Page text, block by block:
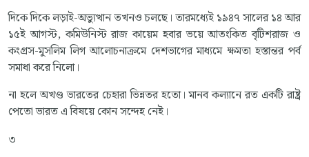
দিকে দিকে লড়াই-অভ্যুত্থান তখনও চলছে। তারমধ্যেই ১৯৪৭ সালের ১৪ আর
১৫ই আগস্ট, কমিউনিস্ট রাজ কায়েম হবার ভয়ে আতংকিত বৃটিশরাজ ও
কংগ্রস-মুসলিম লিগ আলোচনাক্রমে দেশভাগের মাধ্যমে ক্ষমতা হস্তান্তর পর্ব
সমাধা করে নিলো।
না হলে অখণ্ড ভারতের চেহারা ভিন্নতর হতো। মানব কল্যানে রত একটি রাষ্ট্র
পেতো ভারত এ বিষয়ে কোন সন্দেহ নেই।
৩